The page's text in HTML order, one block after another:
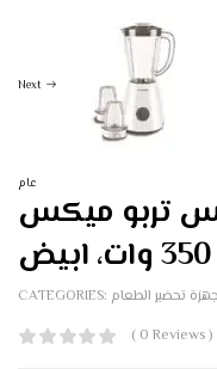
Next
عام
تربو ميكس
CATEGORIES: تحضير الطعام
( 0 Reviews )